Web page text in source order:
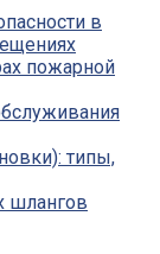
в
пожарной
типы,
шлангов